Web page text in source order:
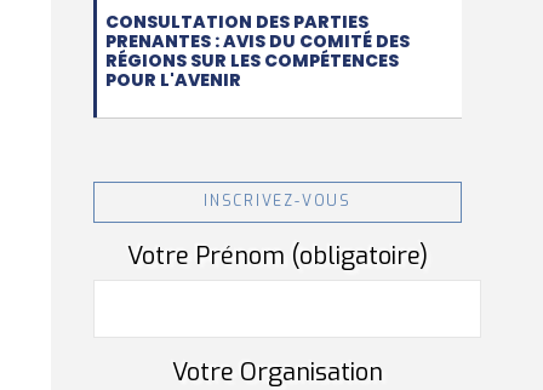
CONSULTATION DES PARTIES
PRENANTES : AVIS DU COMITÉ DES
RÉGIONS SUR LES COMPÉTENCES
POUR L'AVENIR
INSCRIVEZ-VOUS
Votre Prénom (obligatoire)
Votre Organisation